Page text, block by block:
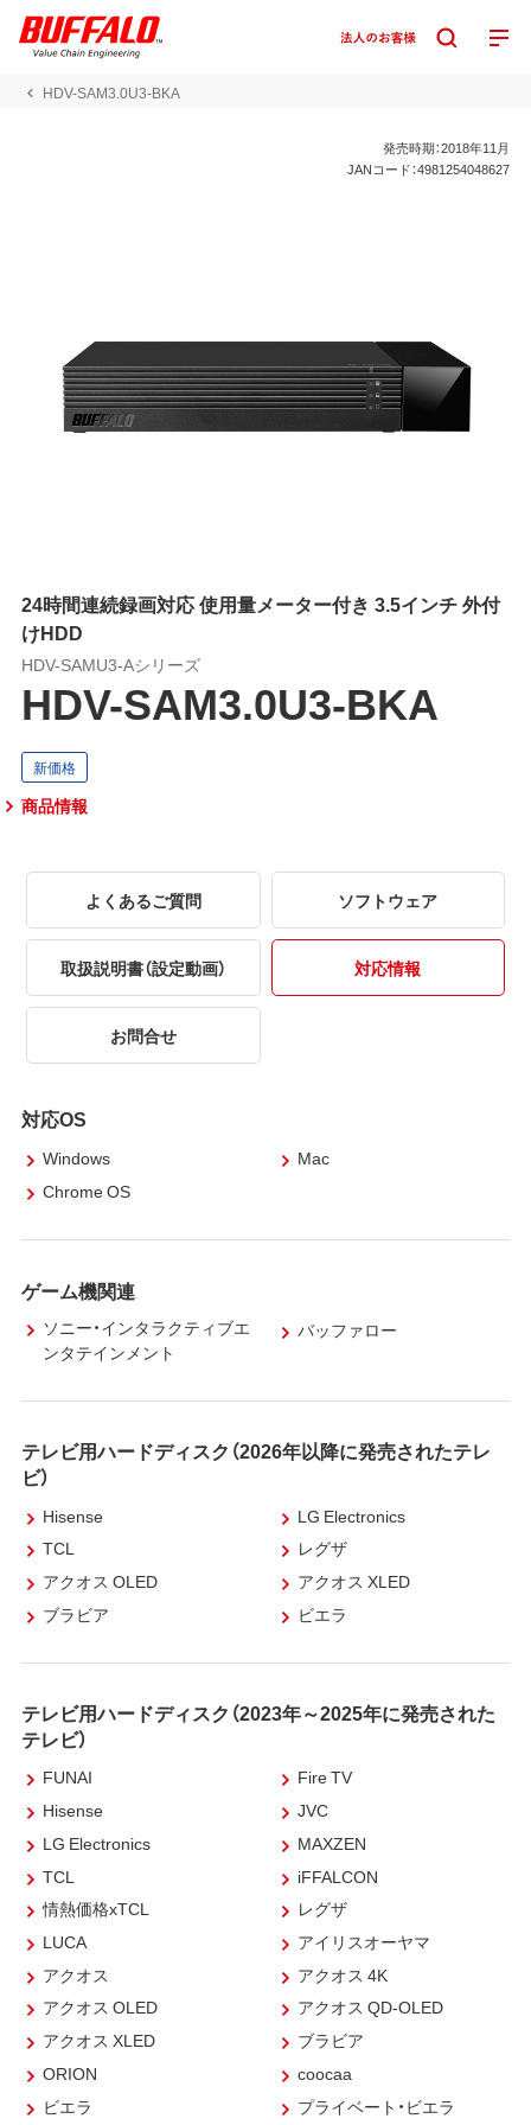
HDV-SAM3.0U3-BKA
発売時期：2018年11月
JANコード：4981254048627
24時間連続録画対応 使用量メーター付き 3.5インチ 外付
けHDD
HDV-SAMU3-Aシリーズ
HDV-SAM3.0U3-BKA
商品情報
よくあるご質問 ソフトウェア
取扱説明書（設定動画） 対応情報
お問合せ
対応OS
Windows
Mac
Chrome OS
ゲーム機関連
ソニー・インタラクティブエ
ンタテインメント
バッファロー
テレビ用ハードディスク（2026年以降に発売されたテレ
ビ）
Hisense
LG Electronics
TCL
レグザ
アクオス OLED
アクオス XLED
ブラビア
ビエラ
テレビ用ハードディスク（2023年～2025年に発売された
テレビ）
FUNAI
Fire TV
Hisense
JVC
LG Electronics
MAXZEN
TCL
iFFALCON
情熱価格xTCL
レグザ
LUCA
アイリスオーヤマ
アクオス
アクオス 4K
アクオス OLED
アクオス QD-OLED
アクオス XLED
ブラビア
ORION
coocaa
ビエラ
プライベート・ビエラ